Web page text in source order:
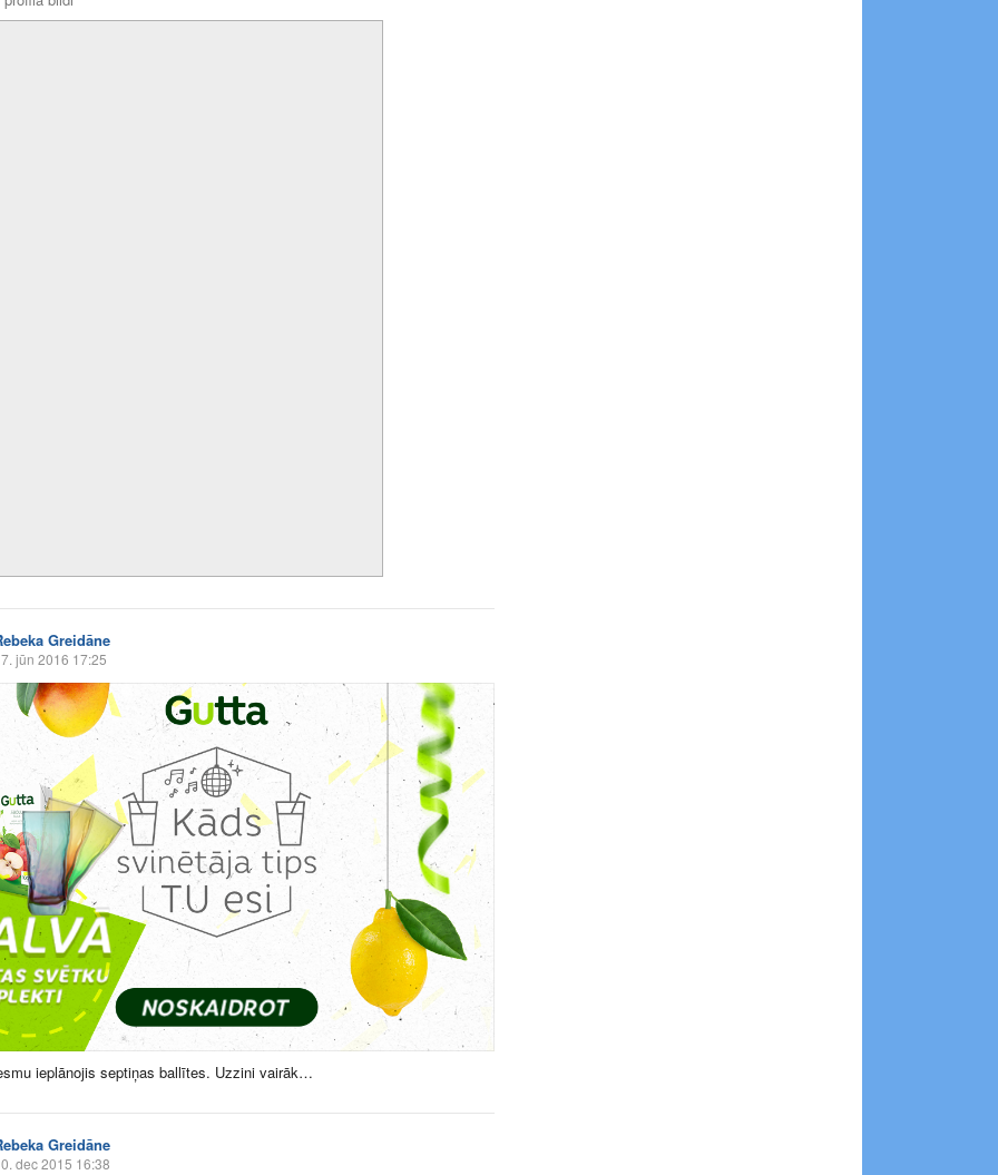
Greidāne
jūn 2016 17:25
ieplānojis septiņas ballītes. Uzzini vairāk…
Greidāne
dec 2015 16:38